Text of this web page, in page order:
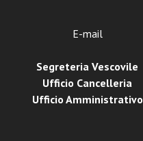
E-mail
Segreteria Vescovile
Ufficio Cancelleria
Ufficio Amministrativo